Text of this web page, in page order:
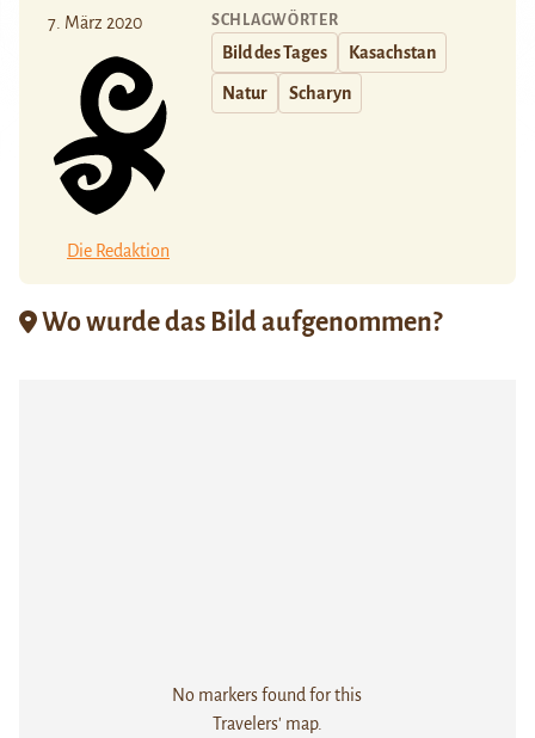
7. März 2020
Die Redaktion
SCHLAGWÖRTER
Bild des Tages Kasachstan
Natur Scharyn
Wo wurde das Bild aufgenommen?
No markers found for this
Travelers' map.